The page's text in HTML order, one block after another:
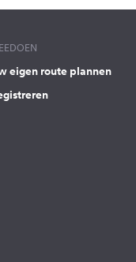
eigen route plannen